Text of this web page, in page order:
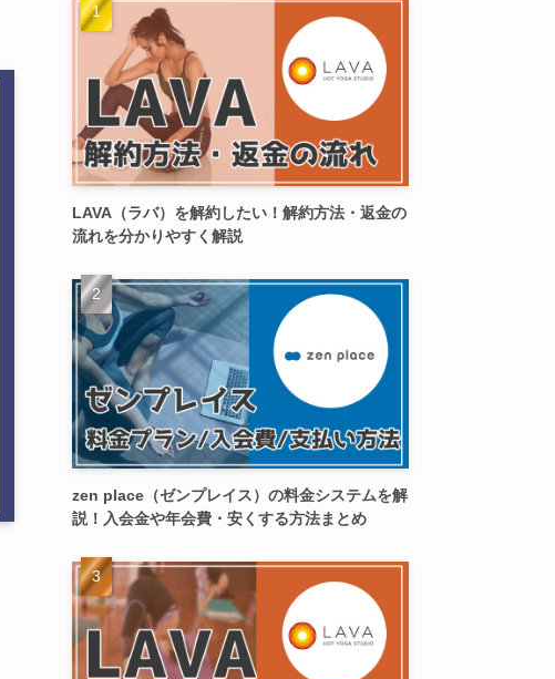
LAVA（ラバ）を解約したい！解約方法・返金の
流れを分かりやすく解説
zen place（ゼンプレイス）の料金システムを解
説！入会金や年会費・安くする方法まとめ